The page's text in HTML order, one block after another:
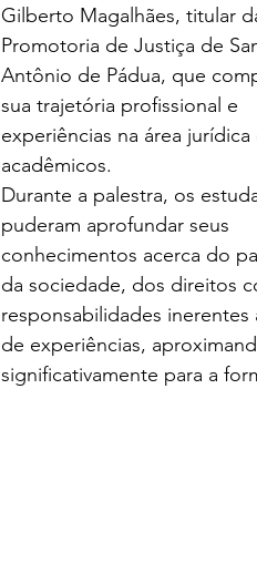
Gilberto Magalhães, titular
Promotoria de Justiça de
Antônio de Pádua, que
sua trajetória profissional e
experiências na área
acadêmicos.
Durante a palestra, os
puderam aprofundar seus
conhecimentos acerca do
da sociedade, dos direitos
responsabilidades
de experiências,
significativamente para a